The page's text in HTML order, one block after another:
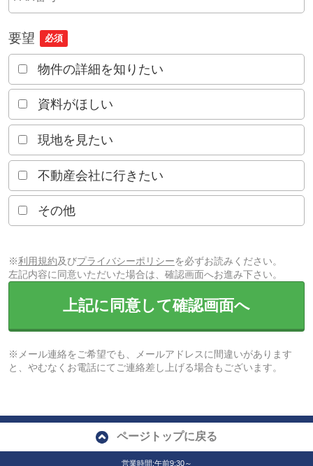
要望 必須
物件の詳細を知りたい
資料がほしい
現地を見たい
不動産会社に行きたい
その他
※利用規約及びプライバシーポリシーを必ずお読みください。
左記内容に同意いただいた場合は、確認画面へお進み下さい。
上記に同意して確認画面へ
※メール連絡をご希望でも、メールアドレスに間違いがあります
と、やむなくお電話にてご連絡差し上げる場合もございます。
ページトップに戻る
営業時間:午前9:30～